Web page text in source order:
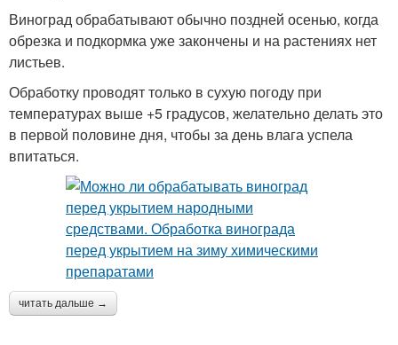
Виноград обрабатывают обычно поздней осенью, когда
обрезка и подкормка уже закончены и на растениях нет
листьев.
Обработку проводят только в сухую погоду при
температурах выше +5 градусов, желательно делать это
в первой половине дня, чтобы за день влага успела
впитаться.
читать дальше →